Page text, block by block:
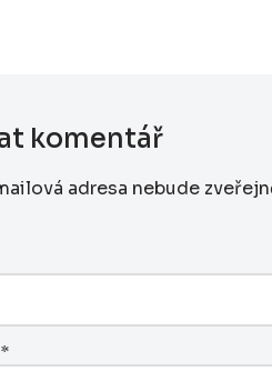
komentář
adresa nebude
*